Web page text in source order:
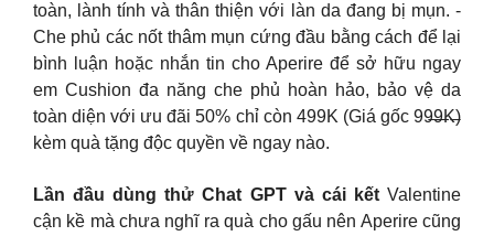
toàn, lành tính và thân thiện với làn da đang bị mụn. -
Che phủ các nốt thâm mụn cứng đầu bằng cách để lại
bình luận hoặc nhắn tin cho Aperire để sở hữu ngay
em Cushion đa năng che phủ hoàn hảo, bảo vệ da
toàn diện với ưu đãi 50% chỉ còn 499K (Giá gốc 99̶9̶̶̶K̶)
kèm quà tặng độc quyền về ngay nào.
Lần đầu dùng thử Chat GPT và cái kết Valentine
cận kề mà chưa nghĩ ra quà cho gấu nên Aperire cũng